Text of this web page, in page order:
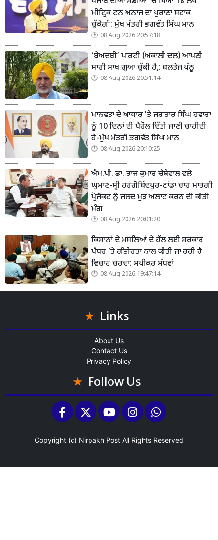
ਮੀਟ੍ਰਿਕ ਟਨ ਅਨਾਜ ਦਾ ਪੁਰਾਣਾ ਸਟਾਕ
ਚੁੱਕੇਗੀ: ਮੁੱਖ ਮੰਤਰੀ ਭਗਵੰਤ ਸਿੰਘ ਮਾਨ
08 Aug 2026 20:57:18
‘ਬੇਅਦਬੀ’ ਪਾਰਟੀ (ਅਕਾਲੀ ਦਲ) ਆਪਣੀ
ਸਾਰੀ ਸਾਖ ਗੁਆ ਚੁੱਕੀ ਹੈ,: ਬਲਤੇਜ ਪੰਨੂ
08 Aug 2026 20:51:14
ਮਾਨਵਤਾ ਦੇ ਆਧਾਰ 'ਤੇ ਜਗਤਾਰ ਸਿੰਘ ਹਵਾਰਾ
ਨੂੰ 10 ਦਿਨਾਂ ਦੀ ਪੈਰੋਲ ਦਿੱਤੀ ਜਾਣੀ ਚਾਹੀਦੀ
ਹੈ-ਮੁੱਖ ਮੰਤਰੀ ਭਗਵੰਤ ਸਿੰਘ ਮਾਨ
08 Aug 2026 20:10:25
ਐਮ.ਪੀ. ਡਾ. ਰਾਜ ਕੁਮਾਰ ਚੱਬੇਵਾਲ ਵਲੋ
ਘੁਮਾਣ-ਸ੍ਰੀ ਹਰਗੋਬਿੰਦਪੁਰ-ਟਾਂਡਾ ਚਾਰ ਮਾਰਗੀ
ਪ੍ਰੋਜੈਕਟ ਨੂੰ ਜਲਦ ਮੁੜ ਅਲਾਟ ਕਰਨ ਦੀ ਕੀਤੀ
ਮੰਗ
08 Aug 2026 20:01:20
ਕਿਸਾਨਾਂ ਦੇ ਮਸਲਿਆਂ ਦੇ ਹੱਲ ਲਈ ਸਰਕਾਰ
ਪੱਧਰ ’ਤੇ ਗੰਭੀਰਤਾ ਨਾਲ ਕੀਤੀ ਜਾ ਰਹੀ ਹੈ
ਵਿਚਾਰ ਚਰਚਾ: ਸਪੀਕਰ ਸੰਧਵਾਂ
08 Aug 2026 19:47:14
Links
About Us
Contact Us
Privacy Policy
Follow Us
Copyright (c) Nirpakh Post All Rights Reserved